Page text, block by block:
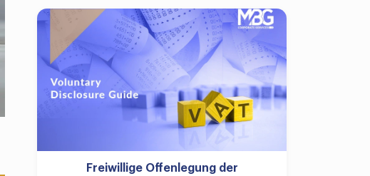
Freiwillige Offenlegung der